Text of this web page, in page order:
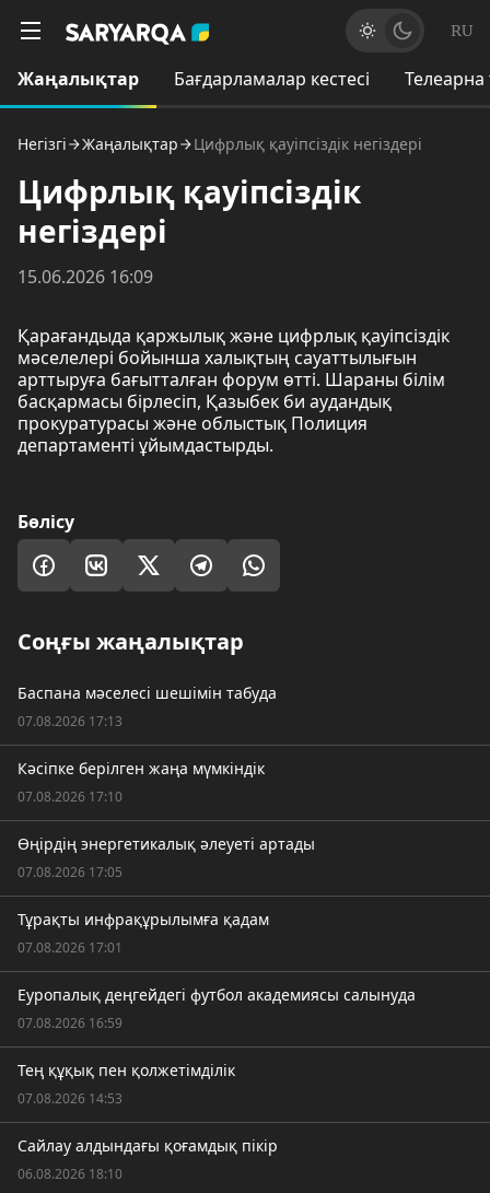
RU
Жаңалықтар Бағдарламалар кестесі
Негізгі Жаңалықтар Цифрлық қауіпсіздік негіздері
Цифрлық қауіпсіздік
негіздері
15.06.2026 16:09
Қарағандыда қаржылық және цифрлық қауіпсіздік
мәселелері бойынша халықтың сауаттылығын
арттыруға бағытталған форум өтті. Шараны білім
басқармасы бірлесіп, Қазыбек би аудандық
прокуратурасы және облыстық Полиция
департаменті ұйымдастырды.
Бөлісу
Соңғы жаңалықтар
Баспана мәселесі шешімін табуда
07.08.2026 17:13
Кәсіпке берілген жаңа мүмкіндік
07.08.2026 17:10
Өңірдің энергетикалық әлеуеті артады
07.08.2026 17:05
Тұрақты инфрақұрылымға қадам
07.08.2026 17:01
Еуропалық деңгейдегі футбол академиясы салынуда
07.08.2026 16:59
Тең құқық пен қолжетімділік
07.08.2026 14:53
Сайлау алдындағы қоғамдық пікір
06.08.2026 18:10